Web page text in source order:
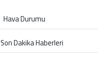
Hava Durumu
Son Dakika Haberleri